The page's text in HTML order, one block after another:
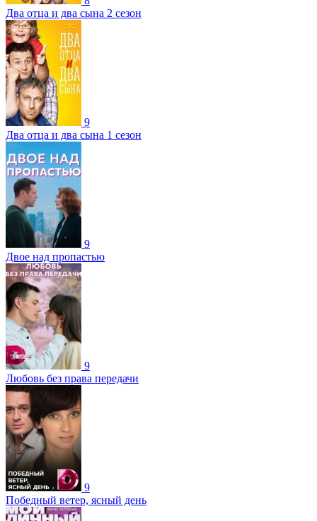
Два отца и два сына 2 сезон
9
Два отца и два сына 1 сезон
9
Двое над пропастью
9
Любовь без права передачи
9
Победный ветер, ясный день